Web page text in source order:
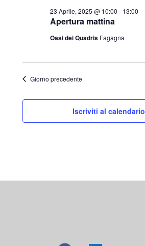
Apertura mattina
23 Aprile, 2025 @ 10:00 - 13:00
Oasi dei Quadris Fagagna
Giorno precedente
Iscriviti al calendario